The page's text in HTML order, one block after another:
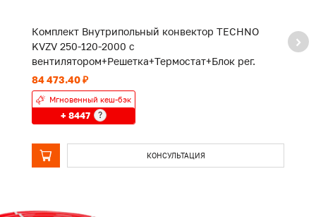
Комплект Внутрипольный конвектор TECHNO
KVZV 250-120-2000 с
вентилятором+Решетка+Термостат+Блок рег.
84 473.40 ₽
Мгновенный кеш-бэк
+ 8447 ?
КОНСУЛЬТАЦИЯ